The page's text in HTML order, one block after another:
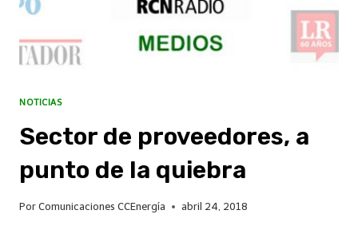
NOTICIAS
Sector de proveedores, a
punto de la quiebra
Por Comunicaciones CCEnergía abril 24, 2018